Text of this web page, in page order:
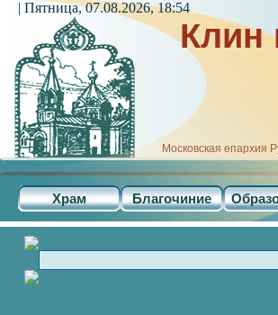
Клин
Московская епархия
Храм Благочиние
| Пятница, 07.08.2026, 18:54